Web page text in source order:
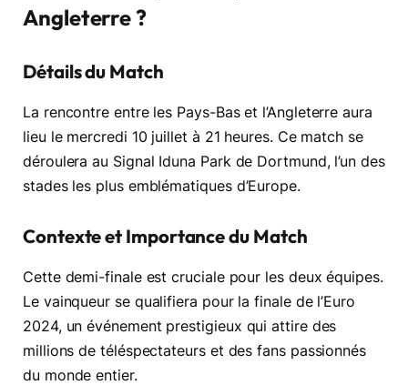
Angleterre ?
Détails du Match
La rencontre entre les Pays-Bas et l’Angleterre aura
lieu le mercredi 10 juillet à 21 heures. Ce match se
déroulera au Signal Iduna Park de Dortmund, l’un des
stades les plus emblématiques d’Europe.
Contexte et Importance du Match
Cette demi-finale est cruciale pour les deux équipes.
Le vainqueur se qualifiera pour la finale de l’Euro
2024, un événement prestigieux qui attire des
millions de téléspectateurs et des fans passionnés
du monde entier.